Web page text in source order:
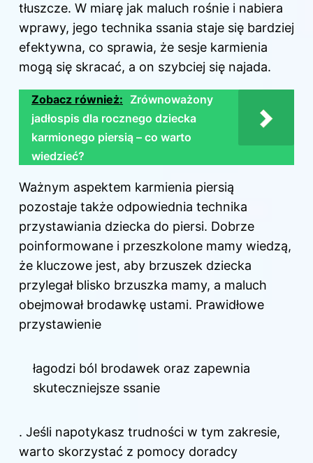
tłuszcze. W miarę jak maluch rośnie i nabiera
wprawy, jego technika ssania staje się bardziej
efektywna, co sprawia, że sesje karmienia
mogą się skracać, a on szybciej się najada.
Zobacz również: Zrównoważony
jadłospis dla rocznego dziecka
karmionego piersią – co warto
wiedzieć?
Ważnym aspektem karmienia piersią
pozostaje także odpowiednia technika
przystawiania dziecka do piersi. Dobrze
poinformowane i przeszkolone mamy wiedzą,
że kluczowe jest, aby brzuszek dziecka
przylegał blisko brzuszka mamy, a maluch
obejmował brodawkę ustami. Prawidłowe
przystawienie
łagodzi ból brodawek oraz zapewnia
skuteczniejsze ssanie
. Jeśli napotykasz trudności w tym zakresie,
warto skorzystać z pomocy doradcy